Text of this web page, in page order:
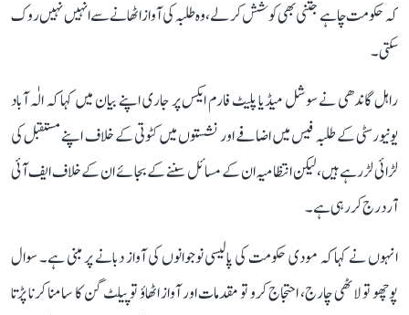
کہ حکومت چاہے جتنی بھی کوشش کر لے، وہ طلبہ کی آواز اٹھانے سے انہیں نہیں روک
سکتی۔
راہل گاندھی نے سوشل میڈیا پلیٹ فارم ایکس پر جاری اپنے بیان میں کہا کہ الٰہ آباد
یونیورسٹی کے طلبہ فیس میں اضافے اور نشستوں میں کٹوتی کے خلاف اپنے مستقبل کی
لڑائی لڑ رہے ہیں، لیکن انتظامیہ ان کے مسائل سننے کے بجائے ان کے خلاف ایف آئی
آر درج کر رہی ہے۔
انہوں نے کہا کہ مودی حکومت کی پالیسی نوجوانوں کی آواز دبانے پر مبنی ہے۔ سوال
پوچھو تو لاٹھی چارج، احتجاج کرو تو مقدمات اور آواز اٹھاؤ تو پیلٹ گن کا سامنا کرنا پڑتا